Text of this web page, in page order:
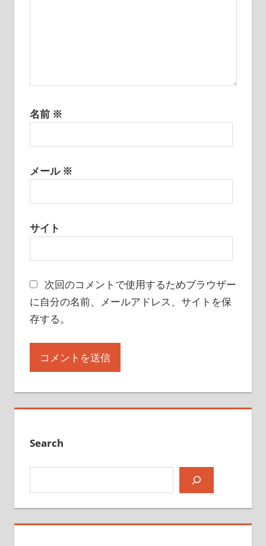
名前 ※
メール ※
サイト
次回のコメントで使用するためブラウザー
に自分の名前、メールアドレス、サイトを保
存する。
Search